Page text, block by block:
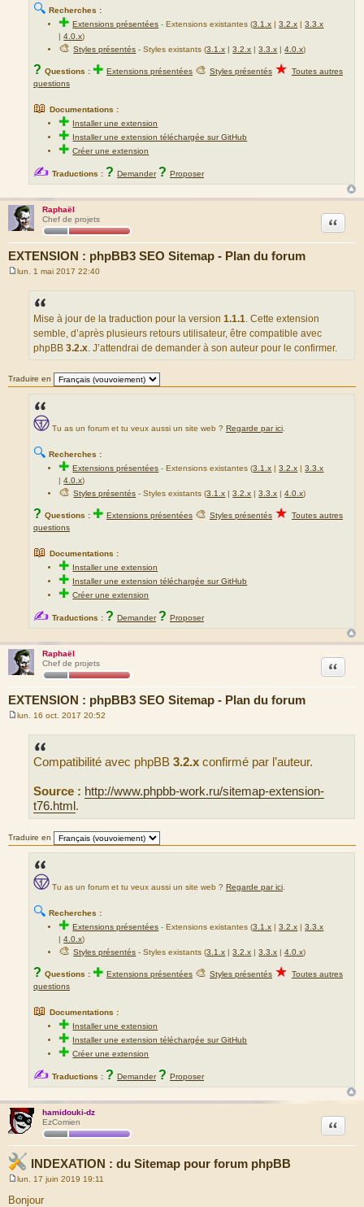
🔍 Recherches :
✚Extensions présentées -Extensions existantes (3.1.x |3.2.x |3.3.x
|4.0.x)
🎨Styles présentés - Styles existants (3.1.x |3.2.x |3.3.x |4.0.x)
? Questions : ✚ Extensions présentées 🎨 Styles présentés ★ Toutes autres
questions
📖 Documentations :
✚ Installer une extension
✚ Installer une extension téléchargée sur GitHub
✚Créer une extension
✍ Traductions : ? Demander ? Proposer
Raphaël
Chef de projets
EXTENSION : phpBB3 SEO Sitemap - Plan du forum
Citation
lun. 1 mai 2017 22:40
Mise à jour de la traduction pour la version 1.1.1. Cette extension
semble, d’après plusieurs retours utilisateur, être compatible avec
phpBB 3.2.x. J’attendrai de demander à son auteur pour le confirmer.
Traduire en
Tu as un forum et tu veux aussi un site web ? Regarde par ici
🔍 Recherches :
✚Extensions présentées -Extensions existantes (3.1.x |3.2.x |3.3.x
|4.0.x)
🎨Styles présentés - Styles existants (3.1.x |3.2.x |3.3.x |4.0.x)
? Questions : ✚ Extensions présentées 🎨 Styles présentés ★ Toutes autres
questions
📖 Documentations :
✚ Installer une extension
✚ Installer une extension téléchargée sur GitHub
✚Créer une extension
✍ Traductions : ? Demander ? Proposer
Raphaël
Chef de projets
EXTENSION : phpBB3 SEO Sitemap - Plan du forum
Citation
lun. 16 oct. 2017 20:52
Compatibilité avec phpBB 3.2.x confirmé par l’auteur.
Source : http://www.phpbb-work.ru/sitemap-extension-
t76.html .
Traduire en
Tu as un forum et tu veux aussi un site web ? Regarde par ici
🔍 Recherches :
✚Extensions présentées -Extensions existantes (3.1.x |3.2.x |3.3.x
|4.0.x)
🎨Styles présentés - Styles existants (3.1.x |3.2.x |3.3.x |4.0.x)
? Questions : ✚ Extensions présentées 🎨 Styles présentés ★ Toutes autres
questions
📖 Documentations :
✚ Installer une extension
✚ Installer une extension téléchargée sur GitHub
✚Créer une extension
✍ Traductions : ? Demander ? Proposer
hamidouki-dz
EzComien
INDEXATION : du Sitemap pour forum phpBB
Citation
lun. 17 juin 2019 19:11
Bonjour